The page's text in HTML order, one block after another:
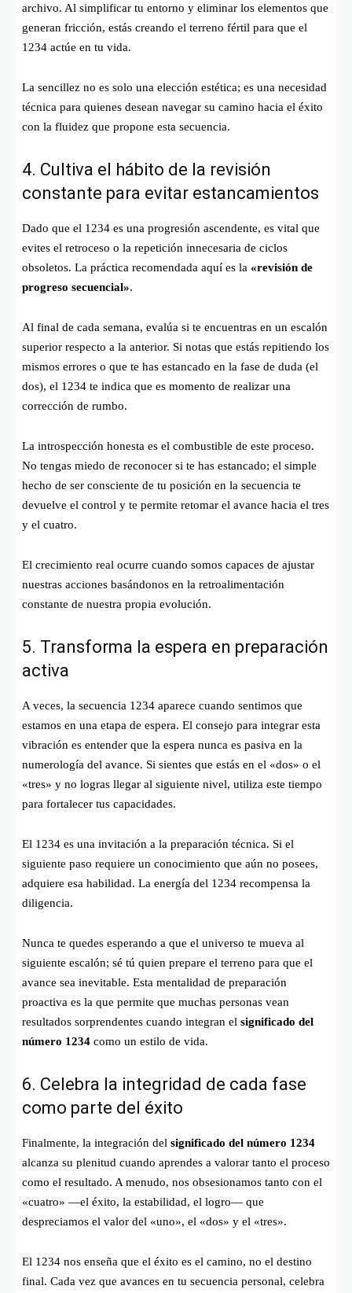
archivo. Al simplificar tu entorno y eliminar los elementos que
generan fricción, estás creando el terreno fértil para que el
1234 actúe en tu vida.
La sencillez no es solo una elección estética; es una necesidad
técnica para quienes desean navegar su camino hacia el éxito
con la fluidez que propone esta secuencia.
4. Cultiva el hábito de la revisión
constante para evitar estancamientos
Dado que el 1234 es una progresión ascendente, es vital que
evites el retroceso o la repetición innecesaria de ciclos
obsoletos. La práctica recomendada aquí es la «revisión de
progreso secuencial».
Al final de cada semana, evalúa si te encuentras en un escalón
superior respecto a la anterior. Si notas que estás repitiendo los
mismos errores o que te has estancado en la fase de duda (el
dos), el 1234 te indica que es momento de realizar una
corrección de rumbo.
La introspección honesta es el combustible de este proceso.
No tengas miedo de reconocer si te has estancado; el simple
hecho de ser consciente de tu posición en la secuencia te
devuelve el control y te permite retomar el avance hacia el tres
y el cuatro.
El crecimiento real ocurre cuando somos capaces de ajustar
nuestras acciones basándonos en la retroalimentación
constante de nuestra propia evolución.
5. Transforma la espera en preparación
activa
A veces, la secuencia 1234 aparece cuando sentimos que
estamos en una etapa de espera. El consejo para integrar esta
vibración es entender que la espera nunca es pasiva en la
numerología del avance. Si sientes que estás en el «dos» o el
«tres» y no logras llegar al siguiente nivel, utiliza este tiempo
para fortalecer tus capacidades.
El 1234 es una invitación a la preparación técnica. Si el
siguiente paso requiere un conocimiento que aún no posees,
adquiere esa habilidad. La energía del 1234 recompensa la
diligencia.
Nunca te quedes esperando a que el universo te mueva al
siguiente escalón; sé tú quien prepare el terreno para que el
avance sea inevitable. Esta mentalidad de preparación
proactiva es la que permite que muchas personas vean
resultados sorprendentes cuando integran el significado del
número 1234 como un estilo de vida.
6. Celebra la integridad de cada fase
como parte del éxito
Finalmente, la integración del significado del número 1234
alcanza su plenitud cuando aprendes a valorar tanto el proceso
como el resultado. A menudo, nos obsesionamos tanto con el
«cuatro» —el éxito, la estabilidad, el logro— que
despreciamos el valor del «uno», el «dos» y el «tres».
El 1234 nos enseña que el éxito es el camino, no el destino
final. Cada vez que avances en tu secuencia personal, celebra